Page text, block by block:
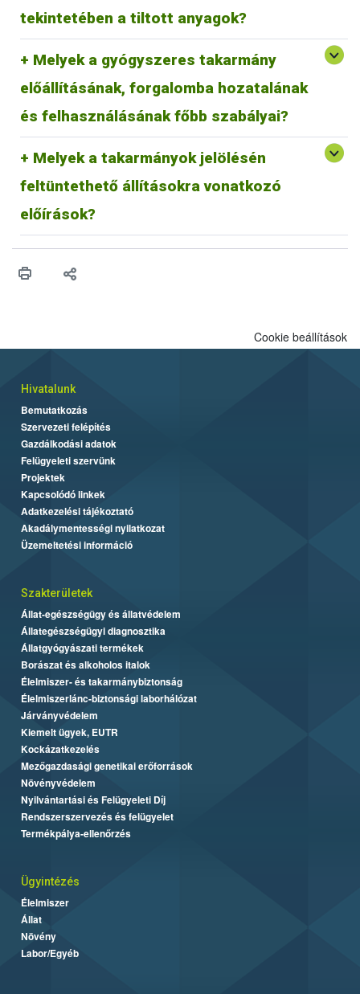
tekintetében a tiltott anyagok?
élesztőkből nyert fehérjetermékek.
Melyek a gyógyszeres takarmány
előállításának, forgalomba hozatalának
és felhasználásának főbb szabályai?
hulladékkezelőnek átadni.
A magyarországi hulladékkezeléssel kapcsolatos információk
elérhetőek:https://mohu.hu/hu
Az állatgyógyászati hulladékokkal kapcsolatos útmutató
content/uploads/2022/02/FACTSHEET_PharmaceuticalW
asteDisposal.pdf
Melyek a takarmányok jelölésén
feltüntethető állításokra vonatkozó
előírások?
A takarmányok jelölésén feltüntethető állításokra
vonatkozó előírások
Cookie beállítások
Hivatalunk
Bemutatkozás
Szervezeti felépítés
Gazdálkodási adatok
Felügyeleti szervünk
Projektek
Kapcsolódó linkek
Adatkezelési tájékoztató
Akadálymentességi nyilatkozat
Üzemeltetési információ
Szakterületek
Állat-egészségügy és állatvédelem
Állategészségügyi diagnosztika
Állatgyógyászati termékek
Borászat és alkoholos italok
Élelmiszer- és takarmánybiztonság
Élelmiszerlánc-biztonsági laborhálózat
Járványvédelem
Kiemelt ügyek, EUTR
Kockázatkezelés
Mezőgazdasági genetikai erőforrások
Növényvédelem
Nyilvántartási és Felügyeleti Díj
Rendszerszervezés és felügyelet
Termékpálya-ellenőrzés
Ügyintézés
Élelmiszer
Állat
Növény
Labor/Egyéb